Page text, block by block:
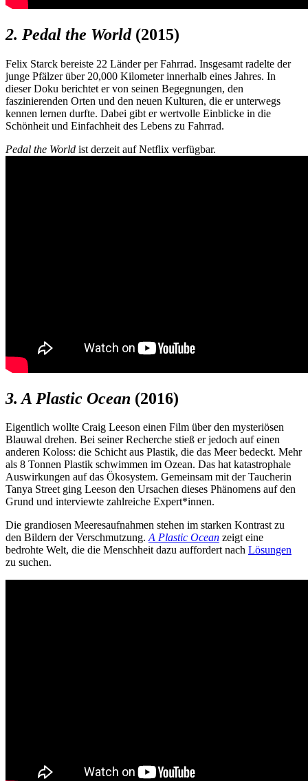
2. Pedal the World (2015)
Felix Starck bereiste 22 Länder per Fahrrad. Insgesamt radelte der
junge Pfälzer über 20,000 Kilometer innerhalb eines Jahres. In
dieser Doku berichtet er von seinen Begegnungen, den
faszinierenden Orten und den neuen Kulturen, die er unterwegs
kennen lernen durfte. Dabei gibt er wertvolle Einblicke in die
Schönheit und Einfachheit des Lebens zu Fahrrad.
Pedal the World ist derzeit auf Netflix verfügbar.
3. A Plastic Ocean (2016)
Eigentlich wollte Craig Leeson einen Film über den mysteriösen
Blauwal drehen. Bei seiner Recherche stieß er jedoch auf einen
anderen Koloss: die Schicht aus Plastik, die das Meer bedeckt. Mehr
als 8 Tonnen Plastik schwimmen im Ozean. Das hat katastrophale
Auswirkungen auf das Ökosystem. Gemeinsam mit der Taucherin
Tanya Street ging Leeson den Ursachen dieses Phänomens auf den
Grund und interviewte zahlreiche Expert*innen.
Die grandiosen Meeresaufnahmen stehen im starken Kontrast zu
den Bildern der Verschmutzung.A Plastic Ocean zeigt eine
bedrohte Welt, die die Menschheit dazu auffordert nach Lösungen
zu suchen.